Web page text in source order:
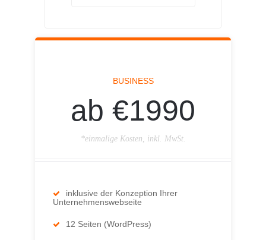
BUSINESS
ab €1990
*einmalige Kosten, inkl. MwSt.
inklusive der Konzeption Ihrer
Unternehmenswebseite
12 Seiten (WordPress)